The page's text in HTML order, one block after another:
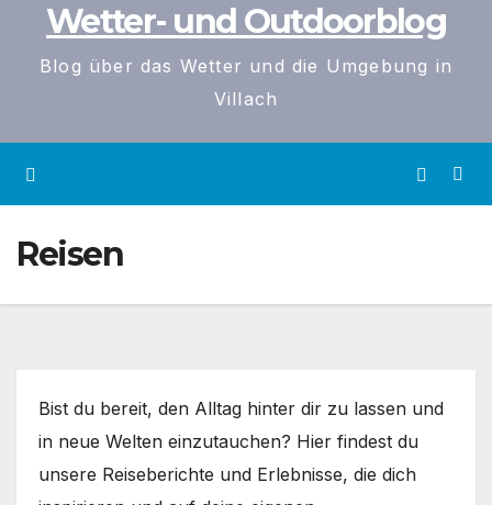
Wetter- und Outdoorblog
Blog über das Wetter und die Umgebung in
Villach
Reisen
Bist du bereit, den Alltag hinter dir zu lassen und
in neue Welten einzutauchen? Hier findest du
unsere Reiseberichte und Erlebnisse, die dich